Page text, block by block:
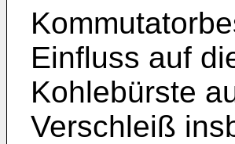
Einfluss auf
Kohlebürste
Verschleiß